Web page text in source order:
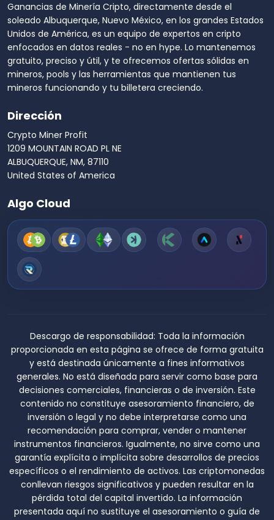
Ganancias de Minería Cripto, directamente desde el
soleado Albuquerque, Nuevo México, en los grandes Estados
Unidos de América, es un equipo de expertos en cripto
enfocados en datos reales - no en hype. Lo mantenemos
gratuito, preciso y útil, y te ofrecemos ofertas sólidas en
mineros, pools y las herramientas que mantienen tus
mineros funcionando y tu billetera creciendo.
Dirección
Crypto Miner Profit
1209 MOUNTAIN ROAD PL NE
ALBUQUERQUE, NM, 87110
United States of America
Algo Cloud
Descargo de responsabilidad: Toda la información
proporcionada en esta página se ofrece de forma gratuita
y está destinada únicamente a fines informativos
generales. No está diseñada para servir como base para
decisiones comerciales, financieras o de inversión. Este
contenido no constituye asesoramiento financiero, de
inversión o legal y no debe interpretarse como una
recomendación para comprar, vender o mantener
instrumentos financieros. Igualmente, no sirve como una
garantía explícita o implícita sobre desarrollos de precios
específicos o el rendimiento de activos. Las criptomonedas
conllevan riesgos significativos y pueden resultar en la
pérdida total del capital invertido. La información
presentada aquí no sustituye el asesoramiento o guía de